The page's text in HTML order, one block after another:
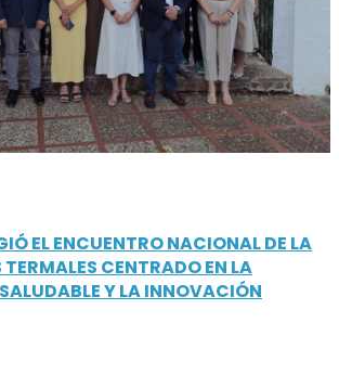
EL ENCUENTRO NACIONAL DE LA
TERMALES CENTRADO EN LA
Y LA INNOVACIÓN